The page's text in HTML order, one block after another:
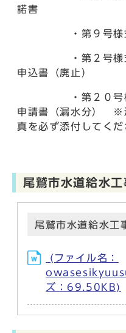
諾書
・第９号様式
・第２号様式
申込書（廃止）
・第２０号様
申請書（漏水分） ※
真を必ず添付してくだ
尾鷲市水道給水
尾鷲市水道給水工
(ファイル名：
ズ：69.50KB)